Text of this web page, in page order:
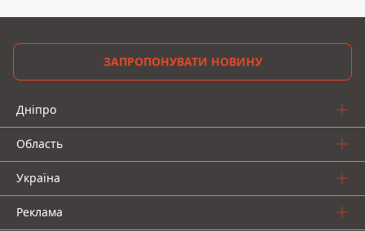
ЗАПРОПОНУВАТИ НОВИНУ
Дніпро
Область
Україна
Реклама